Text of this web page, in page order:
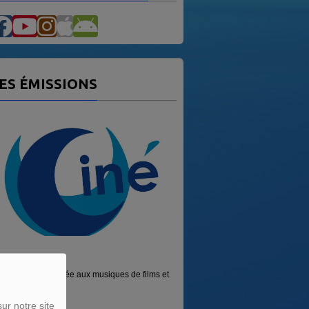
notre site
ÉMISSIONS
aux musiques de films et
Émission sur les sorties cinéma et sur le